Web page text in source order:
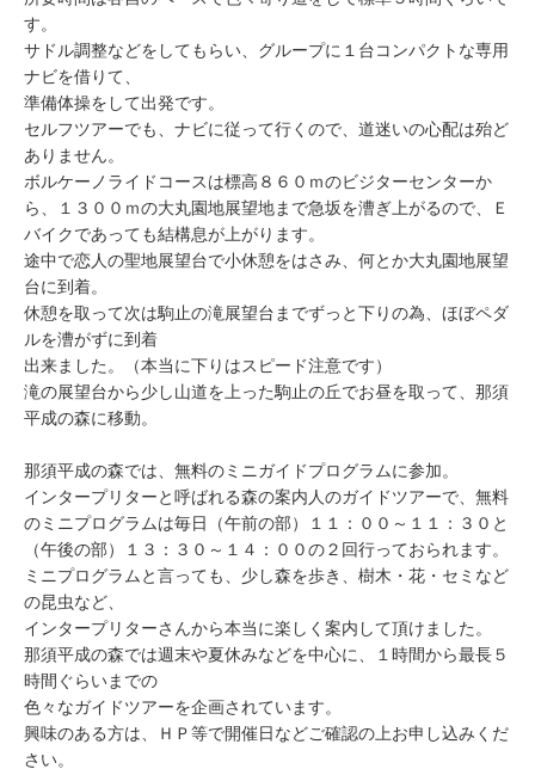
す。
サドル調整などをしてもらい、グループに１台コンパクトな専用
ナビを借りて、
準備体操をして出発です。
セルフツアーでも、ナビに従って行くので、道迷いの心配は殆ど
ありません。
ボルケーノライドコースは標高８６０ｍのビジターセンターか
ら、１３００ｍの大丸園地展望地まで急坂を漕ぎ上がるので、Ｅ
バイクであっても結構息が上がります。
途中で恋人の聖地展望台で小休憩をはさみ、何とか大丸園地展望
台に到着。
休憩を取って次は駒止の滝展望台までずっと下りの為、ほぼペダ
ルを漕がずに到着
出来ました。（本当に下りはスピード注意です）
滝の展望台から少し山道を上った駒止の丘でお昼を取って、那須
平成の森に移動。
那須平成の森では、無料のミニガイドプログラムに参加。
インタープリターと呼ばれる森の案内人のガイドツアーで、無料
のミニプログラムは毎日（午前の部）１１：００～１１：３０と
（午後の部）１３：３０～１４：００の２回行っておられます。
ミニプログラムと言っても、少し森を歩き、樹木・花・セミなど
の昆虫など、
インタープリターさんから本当に楽しく案内して頂けました。
那須平成の森では週末や夏休みなどを中心に、１時間から最長５
時間ぐらいまでの
色々なガイドツアーを企画されています。
興味のある方は、ＨＰ等で開催日などご確認の上お申し込みくだ
さい。